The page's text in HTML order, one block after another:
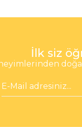
İlk siz